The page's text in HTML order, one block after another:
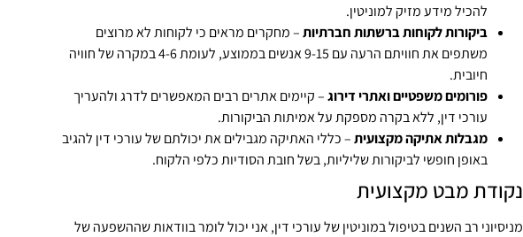
להכיל מידע מזיק למוניטין.
ביקורות לקוחות ברשתות חברתיות– מחקרים מראים כי לקוחות לא מרוצים
משתפים את חוויתם הרעה עם 9-15 אנשים בממוצע, לעומת 4-6 במקרה של חוויה
חיובית.
פורומים משפטיים ואתרי דירוג– קיימים אתרים רבים המאפשרים לדרג ולהעריך
עורכי דין, ללא בקרה מספקת על אמיתות הביקורות.
מגבלות אתיקה מקצועית– כללי האתיקה מגבילים את יכולתם של עורכי דין להגיב
באופן חופשי לביקורות שליליות, בשל חובת הסודיות כלפי הלקוח.
נקודת מבט מקצועית
מניסיוני רב השנים בטיפול במוניטין של עורכי דין, אני יכול לומר בוודאות שההשפעה של